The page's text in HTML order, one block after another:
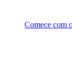
Comece com